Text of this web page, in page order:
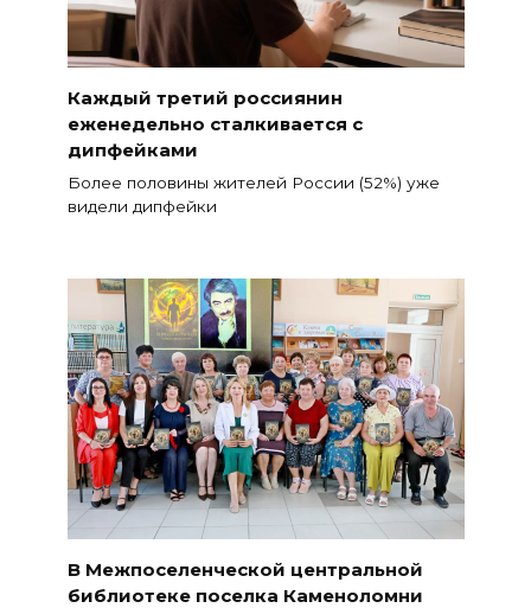
Каждый третий россиянин
еженедельно сталкивается с
дипфейками
Более половины жителей России (52%) уже
видели дипфейки
В Межпоселенческой центральной
библиотеке поселка Каменоломни